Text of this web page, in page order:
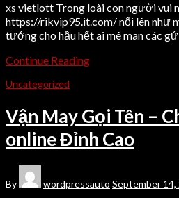
xs vietlott Trong loài con người vui
https://rikvip95.it.com/ nổi lên như
tưởng cho hầu hết ai mê man các
Continue Reading
Uncategorized
Vận May Gọi Tên –
online Đỉnh Cao
By wordpressauto September 14,